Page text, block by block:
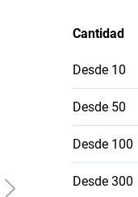
Cantidad
Desde 10
Desde 50
Desde 100
Desde 300